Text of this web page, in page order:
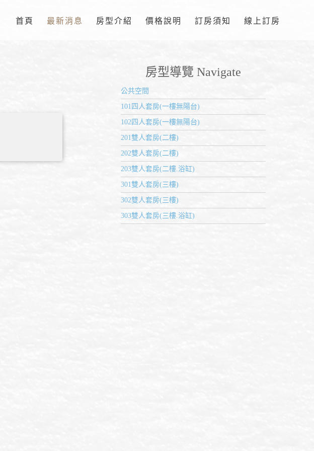
首頁 最新消息 房型介紹 價格說明 訂房須知 線上訂房
房型導覽 Navigate
公共空間
101四人套房(一樓無陽台)
102四人套房(一樓無陽台)
201雙人套房(二樓)
202雙人套房(二樓)
203雙人套房(二樓.浴缸)
301雙人套房(三樓)
302雙人套房(三樓)
303雙人套房(三樓.浴缸)